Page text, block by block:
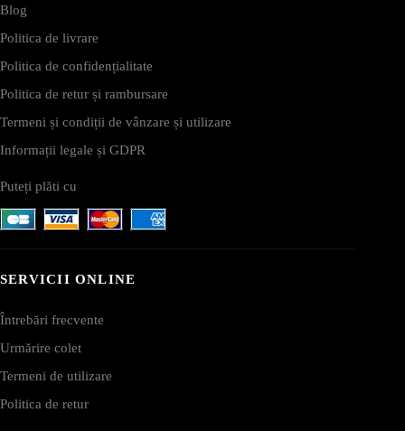
Blog
Politica de livrare
Politica de confidențialitate
Politica de retur și rambursare
Termeni și condiții de vânzare și utilizare
Informații legale și GDPR
Puteți plăti cu
SERVICII ONLINE
Întrebări frecvente
Urmărire colet
Termeni de utilizare
Politica de retur